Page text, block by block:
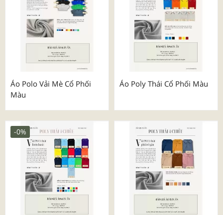
Áo Polo Vải Mè Cổ Phối
Màu
Áo Poly Thái Cổ Phối Màu
-0%